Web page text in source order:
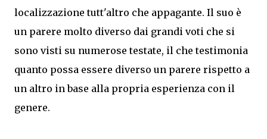
localizzazione tutt'altro che appagante. Il suo è
un parere molto diverso dai grandi voti che si
sono visti su numerose testate, il che testimonia
quanto possa essere diverso un parere rispetto a
un altro in base alla propria esperienza con il
genere.